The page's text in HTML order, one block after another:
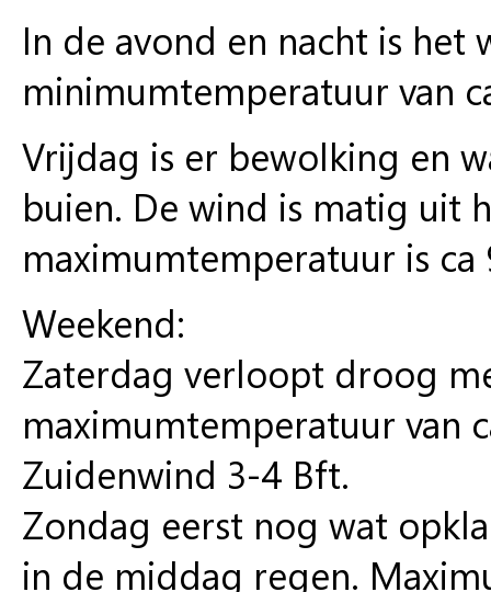
In de avond en nacht is
minimumtemperatuur van
Vrijdag is er bewolking en
buien. De wind is matig uit
maximumtemperatuur is ca
Weekend:
Zaterdag verloopt droog
maximumtemperatuur van
Zuidenwind 3-4 Bft.
Zondag eerst nog wat
in de middag regen.